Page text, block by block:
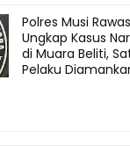
Polres Musi Rawas
Ungkap Kasus
di Muara Beliti,
Pelaku